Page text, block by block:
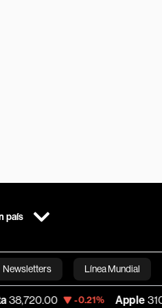
país
Newsletters Línea Mundial
Bloomberg
-0.21% Apple 310.94